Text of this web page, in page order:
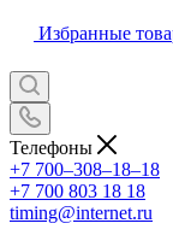
Избранные
Телефоны
+7 700‒308‒18‒18
+7 700 803 18 18
timing@internet.ru